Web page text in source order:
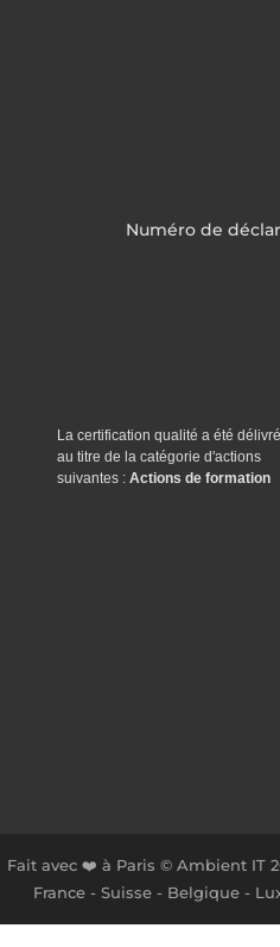
Numéro de
La certification qualité a été
au titre de la catégorie d'actions
suivantes : Actions de formation
Fait avec ❤️ à Paris © Ambient IT
France - Suisse - Belgique -